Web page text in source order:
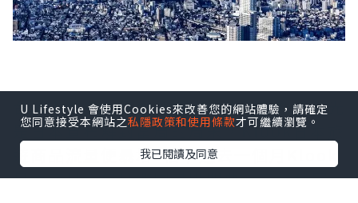
台灣人有多愛日本？據Klook平台數據，光
是日本宣布解封當周的周末，Klook日本旅
遊商品流量便暴增3倍；過去一個月Klook
日本商品，包括樂園景點門票、交通住宿
U Lifestyle 會使用Cookies來改善您的網站體驗，請確定
您同意接受本網站之私隱政策和使用條款才可繼續瀏覽。
我已閱讀及同意